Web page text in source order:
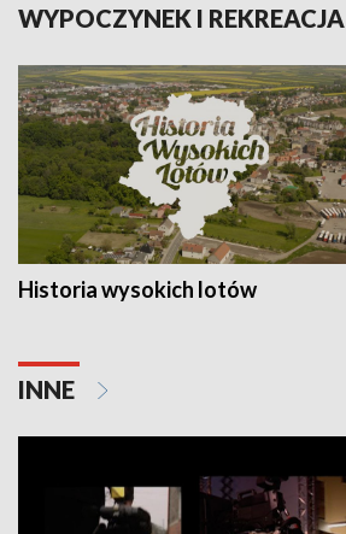
WYPOCZYNEK I REKREACJA
Historia wysokich lotów
INNE